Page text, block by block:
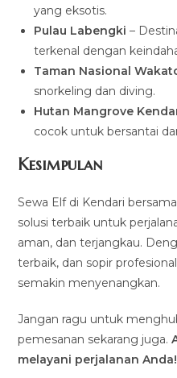
yang eksotis.
Pulau Labengki –
terkenal dengan
Taman Nasional
snorkeling dan diving.
Hutan Mangrove
cocok untuk bersantai
Kesimpulan
Sewa Elf di Kendari
solusi terbaik untuk
aman, dan terjangkau.
terbaik, dan sopir
semakin menyenangkan.
Jangan ragu untuk
pemesanan sekarang juga.
melayani perjalanan Anda!